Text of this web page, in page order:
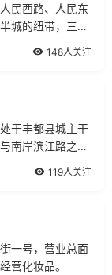
民西路、人民东
城的纽带，三面
148人关注
于丰都县城主干
南岸滨江路之
119人关注
一号，营业总面
营化妆品。